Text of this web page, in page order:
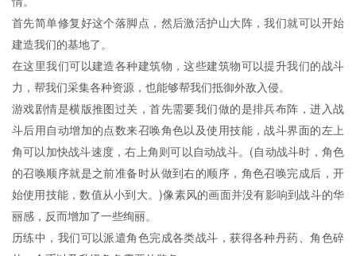
首先简单修复好这个落脚点，然后激活护山大阵，我们就可以开始
建造我们的基地了。
在这里我们可以建造各种建筑物，这些建筑物可以提升我们的战斗
力，帮我们采集各种资源，也能够帮我们抵御外敌入侵。
游戏剧情是横版推图过关，首先需要我们做的是排兵布阵，进入战
斗后用自动增加的点数来召唤角色以及使用技能，战斗界面的左上
角可以加快战斗速度，右上角则可以自动战斗。(自动战斗时，角色
的召唤顺序就是之前准备时从做到右的顺序，角色召唤完成后，开
始使用技能，数值从小到大。)像素风的画面并没有影响到战斗的华
丽感，反而增加了一些绚丽。
历练中，我们可以派遣角色完成各类战斗，获得各种丹药、角色碎